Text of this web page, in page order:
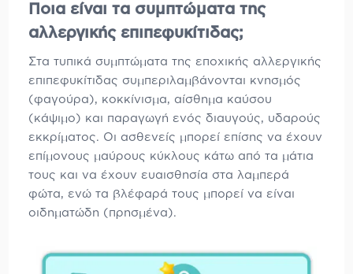
Ποια είναι τα συμπτώματα της
αλλεργικής επιπεφυκίτιδας;
Στα τυπικά συμπτώματα της εποχικής αλλεργικής
επιπεφυκίτιδας συμπεριλαμβάνονται κνησμός
(φαγούρα), κοκκίνισμα, αίσθημα καύσου
(κάψιμο) και παραγωγή ενός διαυγούς, υδαρούς
εκκρίματος. Οι ασθενείς μπορεί επίσης να έχουν
επίμονους μαύρους κύκλους κάτω από τα μάτια
τους και να έχουν ευαισθησία στα λαμπερά
φώτα, ενώ τα βλέφαρά τους μπορεί να είναι
οιδηματώδη (πρησμένα).